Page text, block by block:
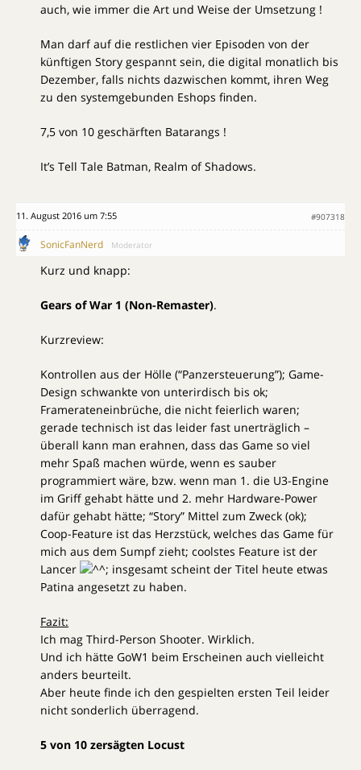
auch, wie immer die Art und Weise der Umsetzung !
Man darf auf die restlichen vier Episoden von der
künftigen Story gespannt sein, die digital monatlich bis
Dezember, falls nichts dazwischen kommt, ihren Weg
zu den systemgebunden Eshops finden.
7,5 von 10 geschärften Batarangs !
It’s Tell Tale Batman, Realm of Shadows.
11. August 2016 um 7:55 #907318
SonicFanNerd Moderator
Kurz und knapp:
Gears of War 1 (Non-Remaster).
Kurzreview:
Kontrollen aus der Hölle (“Panzersteuerung”); Game-
Design schwankte von unterirdisch bis ok;
Framerateneinbrüche, die nicht feierlich waren;
gerade technisch ist das leider fast unerträglich –
überall kann man erahnen, dass das Game so viel
mehr Spaß machen würde, wenn es sauber
programmiert wäre, bzw. wenn man 1. die U3-Engine
im Griff gehabt hätte und 2. mehr Hardware-Power
dafür gehabt hätte; “Story” Mittel zum Zweck (ok);
Coop-Feature ist das Herzstück, welches das Game für
mich aus dem Sumpf zieht; coolstes Feature ist der
Lancer
insgesamt scheint der Titel heute etwas
Patina angesetzt zu haben.
Fazit:
Ich mag Third-Person Shooter. Wirklich.
Und ich hätte GoW1 beim Erscheinen auch vielleicht
anders beurteilt.
Aber heute finde ich den gespielten ersten Teil leider
nicht sonderlich überragend.
5 von 10 zersägten Locust